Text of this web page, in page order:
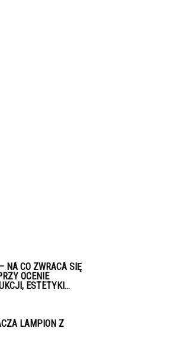
NA CO ZWRACA SIĘ
OCENIE
ESTETYKI...
LAMPION Z